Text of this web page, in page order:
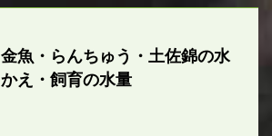
金魚・らんちゅう・土佐錦の水
かえ・飼育の水量